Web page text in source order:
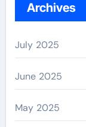
Archives
July 2025
June 2025
May 2025